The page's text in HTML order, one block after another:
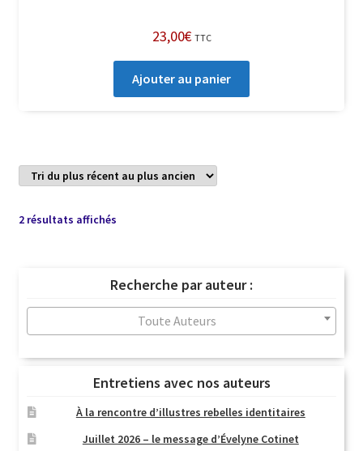
23,00€ TTC
Ajouter au panier
2 résultats affichésTrié
au
plus
ancien
Recherche par auteur :
Toute Auteurs
Entretiens avec nos auteurs
À la rencontre d’illustres rebelles identitaires
Juillet 2026 – le message d’Évelyne Cotinet